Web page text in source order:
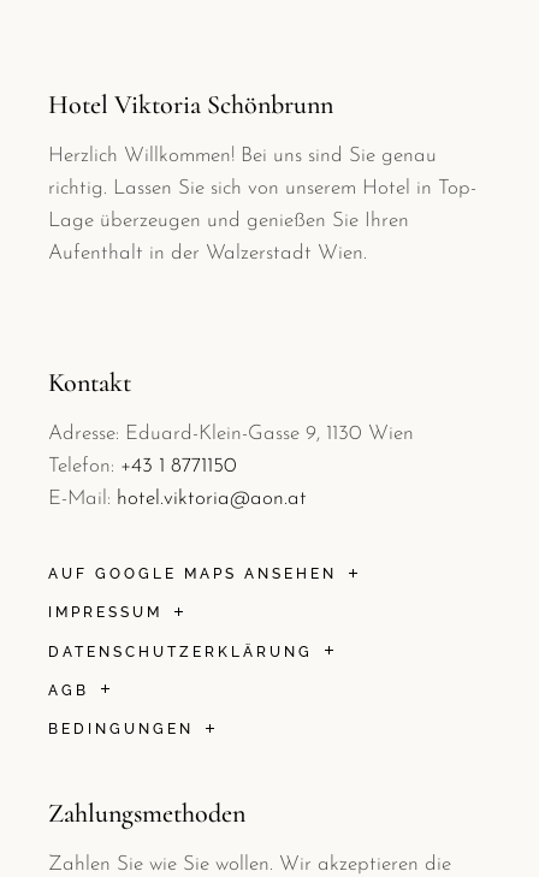
Hotel Viktoria Schönbrunn
Herzlich Willkommen! Bei uns sind Sie genau
richtig. Lassen Sie sich von unserem Hotel in Top-
Lage überzeugen und genießen Sie Ihren
Aufenthalt in der Walzerstadt Wien.
Kontakt
Adresse: Eduard-Klein-Gasse 9, 1130 Wien
Telefon: +43 1 8771150
E-Mail: hotel.viktoria@aon.at
AUF GOOGLE MAPS ANSEHEN
IMPRESSUM
DATENSCHUTZERKLÄRUNG
AGB
BEDINGUNGEN
Zahlungsmethoden
Zahlen Sie wie Sie wollen. Wir akzeptieren die